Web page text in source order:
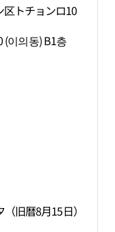
トチョンロ10
(이의동) B1층
旧暦8月15日）